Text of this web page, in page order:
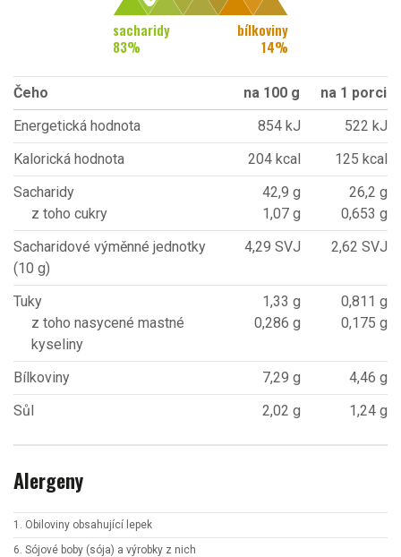
sacharidy
83%
bílkoviny
14%
Čeho na 100 g
na 1 porci
Energetická hodnota
854 kJ
522 kJ
Kalorická hodnota
204 kcal
125 kcal
Sacharidy
z toho cukry
42,9 g
1,07 g
26,2 g
0,653 g
Sacharidové výměnné jednotky
(10 g)
4,29 SVJ 2,62 SVJ
Tuky
z toho nasycené mastné
kyseliny
1,33 g
0,286 g
0,811 g
0,175 g
Bílkoviny 7,29 g
4,46 g
Sůl
2,02 g 1,24 g
Alergeny
1. Obiloviny obsahující lepek
6. Sójové boby (sója) a výrobky z nich